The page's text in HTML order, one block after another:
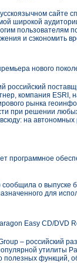
сайте
широкой
пользователям
и сэкономить
нового
российский
компания ESRI,
рынка
при решении
на
программное
о выпуске
для
Easy CD/DVD
– российский
утилиты
полезных функций,